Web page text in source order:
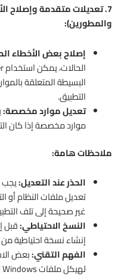
7. تعديلات متقدمة وإصلاح
والمطورين):
إصلاح بعض الأخطاء
البسيطة المتعلقة
التطبيق.
تعديل موارد مخصصة:
موارد مخصصة إذا كان
ملاحظات هامة:
الحذر عند التعديل:
تعديل ملفات النظام أو
غير صحيحة إلى تلف
النسخ الاحتياطي:قبل
إنشاء نسخة احتياطية
الفهم التقني:بعض
لهيكل ملفات Windows التنفيذية والموارد.